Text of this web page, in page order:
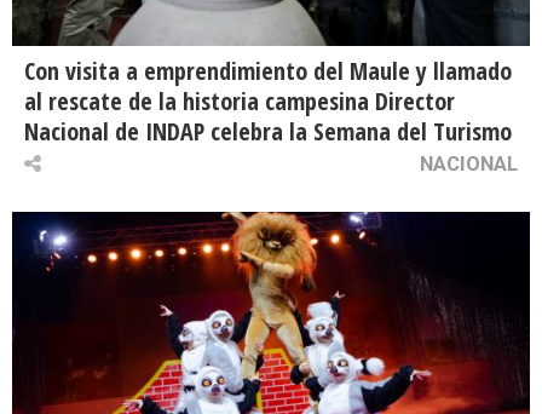
Con visita a emprendimiento del Maule y llamado
al rescate de la historia campesina Director
Nacional de INDAP celebra la Semana del Turismo
NACIONAL